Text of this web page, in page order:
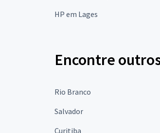
HP em Lages
Encontre
Rio Branco
Salvador
Curitiba